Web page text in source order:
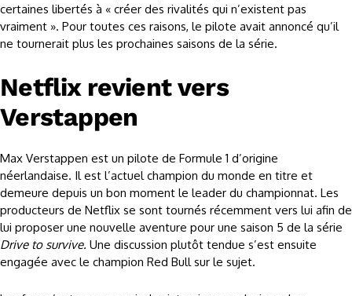
certaines libertés à « créer des rivalités qui n’existent pas
vraiment ». Pour toutes ces raisons, le pilote avait annoncé qu’il
ne tournerait plus les prochaines saisons de la série.
Netflix revient vers
Verstappen
Max Verstappen est un pilote de Formule 1 d’origine
néerlandaise. Il est l’actuel champion du monde en titre et
demeure depuis un bon moment le leader du championnat. Les
producteurs de Netflix se sont tournés récemment vers lui afin de
lui proposer une nouvelle aventure pour une saison 5 de la série
Drive to survive. Une discussion plutôt tendue s’est ensuite
engagée avec le champion Red Bull sur le sujet.